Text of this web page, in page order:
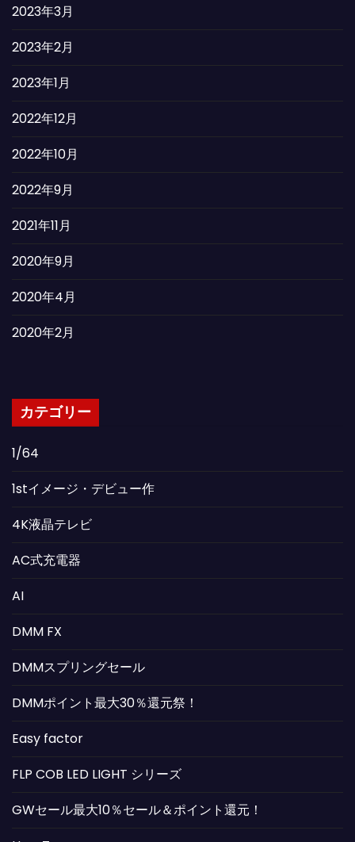
2023年3月
2023年2月
2023年1月
2022年12月
2022年10月
2022年9月
2021年11月
2020年9月
2020年4月
2020年2月
カテゴリー
1/64
1stイメージ・デビュー作
4K液晶テレビ
AC式充電器
AI
DMM FX
DMMスプリングセール
DMMポイント最大30％還元祭！
Easy factor
FLP COB LED LIGHT シリーズ
GWセール最大10％セール＆ポイント還元！